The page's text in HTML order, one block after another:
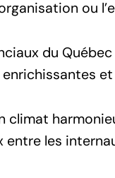
ou
du
les